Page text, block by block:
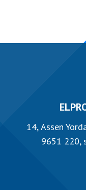
14, Аssen
9651 220,